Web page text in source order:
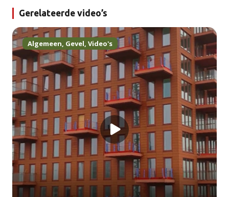
Gerelateerde video’s
Algemeen, Gevel, Video's